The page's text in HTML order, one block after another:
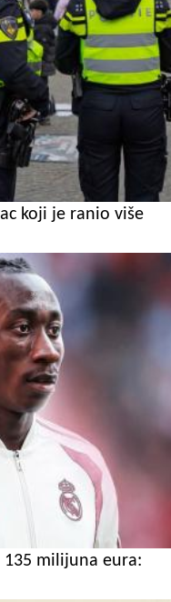
koji je ranio više
135 milijuna eura: